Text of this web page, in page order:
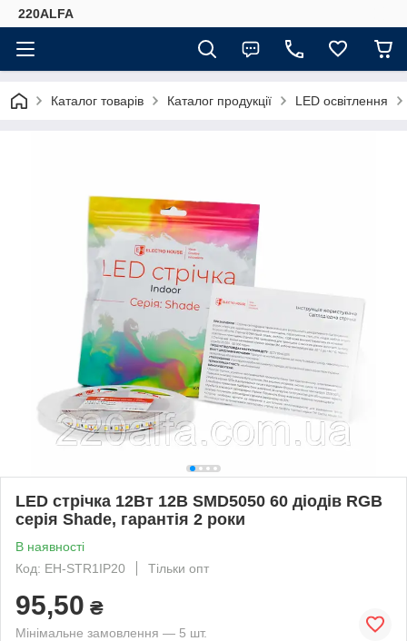
220ALFA
Каталог товарів Каталог продукції LED освітлення
LED стрічка 12Вт 12В SMD5050 60 діодів RGB
серія Shade, гарантія 2 роки
В наявності
Код: EH-STR1IP20
Тільки опт
95,50 ₴
Мінімальне замовлення — 5 шт.